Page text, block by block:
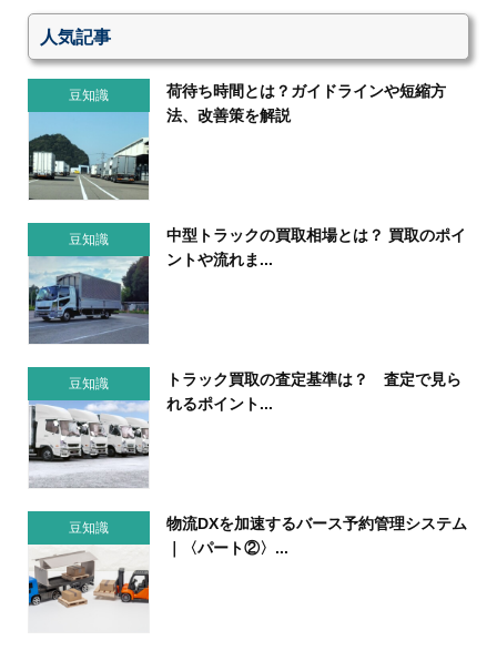
人気記事
豆知識
荷待ち時間とは？ガイドラインや短縮方
法、改善策を解説
豆知識
中型トラックの買取相場とは？ 買取のポイ
ントや流れま...
豆知識
トラック買取の査定基準は？ 査定で見ら
れるポイント...
豆知識
物流DXを加速するバース予約管理システム
｜〈パート②〉...